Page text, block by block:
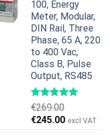
100, Energy
Meter, Modular,
DIN Rail, Three
Phase, 65 A, 220
to 400 Vac,
Class B, Pulse
Output, RS485
€269.00
Den
€245.00Den
excl VAT